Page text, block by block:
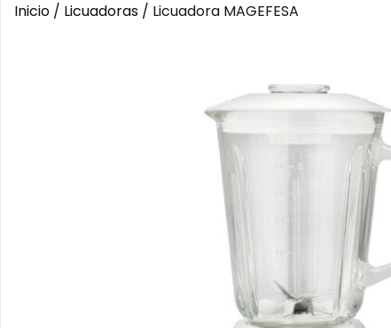
Inicio / Licuadoras / Licuadora MAGEFESA